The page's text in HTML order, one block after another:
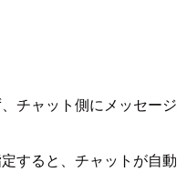
チャット側にメッセージ
すると、チャットが自動